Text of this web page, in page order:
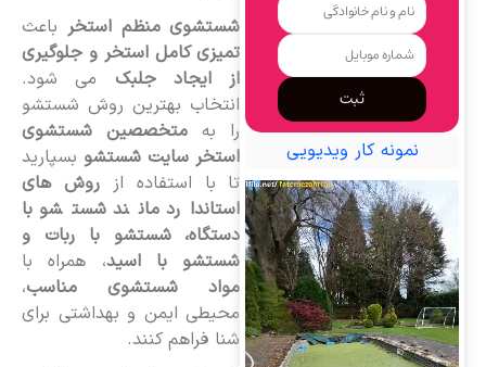
شستشوی منظم استخرباعث
تمیزی کامل استخر و جلوگیری
از ایجاد جلبکمی شود.
انتخاب بهترین روش شستشو
را به متخصصین شستشوی
استخر سایت شستشوبسپارید
تا با استفاده از روش های
استاندارد مانند شستشو با
دستگاه، شستشو با ربات و
شستشو با اسید، همراه با
مواد شستشوی مناسب،
محیطی ایمن و بهداشتی برای
شنا فراهم کنند.
ثبت
نمونه کار ویدیویی